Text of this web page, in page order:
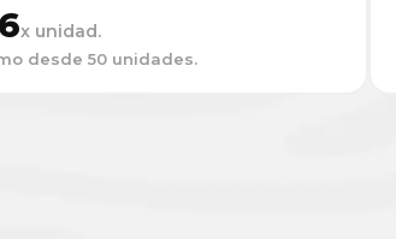
x unidad.
desde 50 unidades.